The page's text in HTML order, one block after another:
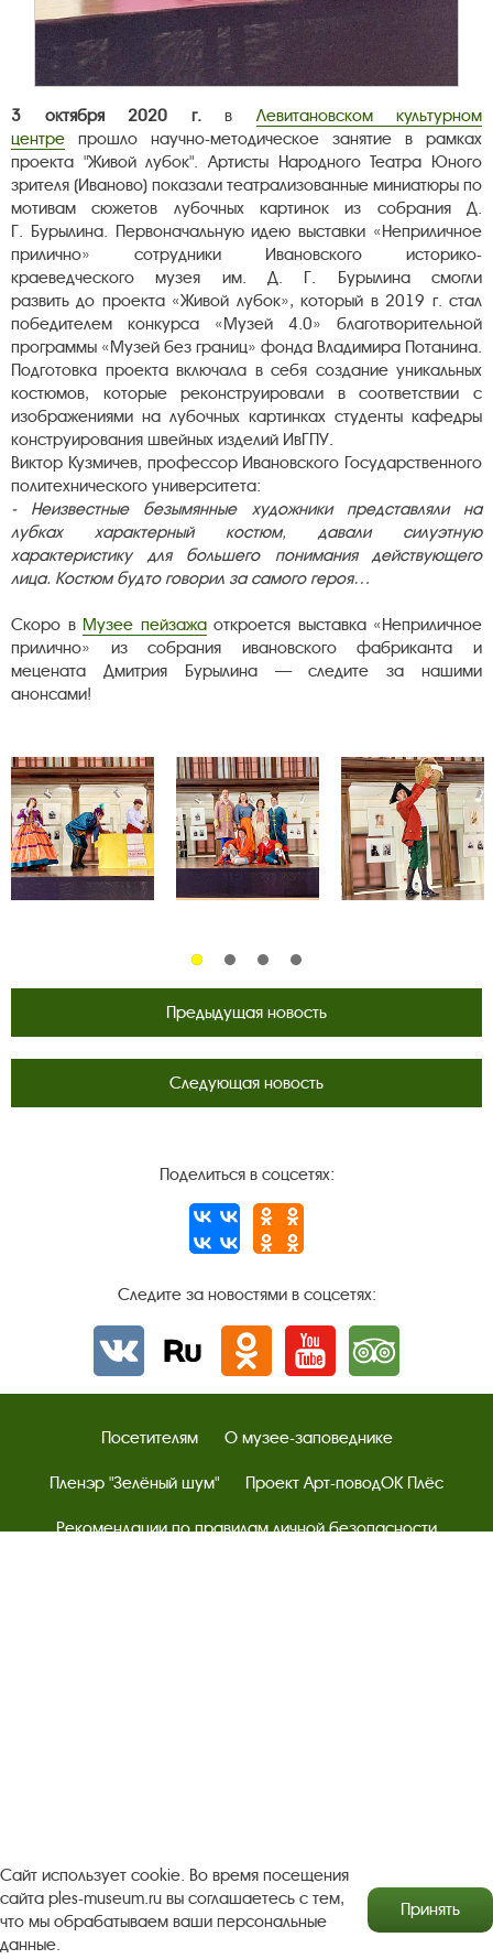
3 октября 2020 г. в Левитановском культурном
центре прошло научно-методическое занятие в рамках
проекта "Живой лубок". Артисты Народного Театра Юного
зрителя (Иваново) показали театрализованные миниатюры по
мотивам сюжетов лубочных картинок из собрания Д.
Г. Бурылина. Первоначальную идею выставки «Неприличное
прилично» сотрудники Ивановского историко-
краеведческого музея им. Д. Г. Бурылина смогли
развить до проекта «Живой лубок», который в 2019 г. стал
победителем конкурса «Музей 4.0» благотворительной
программы «Музей без границ» фонда Владимира Потанина.
Подготовка проекта включала в себя создание уникальных
костюмов, которые реконструировали в соответствии с
изображениями на лубочных картинках студенты кафедры
конструирования швейных изделий ИвГПУ.
Виктор Кузмичев, профессор Ивановского Государственного
политехнического университета:
- Неизвестные безымянные художники представляли на
лубках характерный костюм, давали силуэтную
характеристику для большего понимания действующего
лица. Костюм будто говорил за самого героя…
Скоро в Музее пейзажаоткроется выставка «Неприличное
прилично» из собрания ивановского фабриканта и
мецената Дмитрия Бурылина — следите за нашими
анонсами!
Предыдущая новость
Следующая новость
Поделиться в соцсетях:
Следите за новостями в соцсетях:
Вконтактеrutube Одноклассники
YouTube Трипадвизор
Посетителям О музее-заповеднике
Пленэр "Зелёный шум" Проект Арт-поводОК Плёс
Рекомендации по правилам личной безопасности
информации запрещено.
Адрес: Плес, Соборная гора, 1. Тел.: +7 (49339) 4-34-90
Сайт использует cookie. Во время посещения
сайта ples-museum.ru вы соглашаетесь с тем,
что мы обрабатываем ваши персональные
данные.
Принять